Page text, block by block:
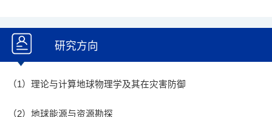
研究方向
（1）理论与计算地球物理学及其在灾害防御
（2）地球能源与资源勘探